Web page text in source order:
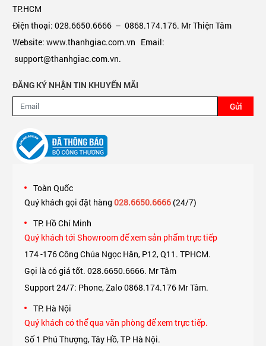
TP.HCM
Điện thoại: 028.6650.6666 – 0868.174.176. Mr Thiện Tâm
Website: www.thanhgiac.com.vn Email:
support@thanhgiac.com.vn.
ĐĂNG KÝ NHẬN TIN KHUYẾN MÃI
Gửi
Toàn Quốc
Quý khách gọi đặt hàng 028.6650.6666(24/7)
TP. Hồ Chí Minh
Quý khách tới Showroom để xem sản phẩm trực tiếp
174 -176 Công Chúa Ngọc Hân, P12, Q11. TPHCM.
Gọi là có giá tốt. 028.6650.6666. Mr Tâm
Support 24/7: Phone, Zalo 0868.174.176 Mr Tâm.
TP. Hà Nội
Quý khách có thể qua văn phòng để xem trực tiếp.
Số 1 Phú Thượng, Tây Hồ, TP Hà Nội.